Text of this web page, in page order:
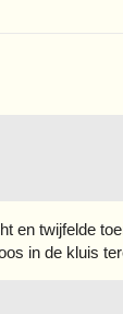
en twijfelde
in de kluis